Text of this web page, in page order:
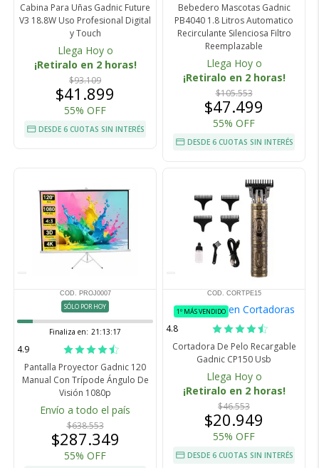
Cabina Para Uñas Gadnic Future
V3 18.8W Uso Profesional Digital
y Touch
Llega Hoy o
¡Retiralo en 2 horas!
$93.109
$41.899
55% OFF
DESDE 6 CUOTAS SIN INTERÉS
Bebedero Mascotas Gadnic
PB4040 1.8 Litros Automatico
Recirculante Silenciosa Filtro
Reemplazable
Llega Hoy o
¡Retiralo en 2 horas!
$105.553
$47.499
55% OFF
DESDE 6 CUOTAS SIN INTERÉS
COD. PROJ0007
SÓLO POR HOY
Finaliza en: 21:13:16
4.9
Pantalla Proyector Gadnic 120
Manual Con Trípode Ángulo De
Visión 1080p
Envío a todo el país
$638.553
$287.349
55% OFF
COD. CORTPE15
1º MÁS VENDIDO en Cortadoras
4.8
Cortadora De Pelo Recargable
Gadnic CP150 Usb
Llega Hoy o
¡Retiralo en 2 horas!
$46.553
$20.949
55% OFF
DESDE 6 CUOTAS SIN INTERÉS